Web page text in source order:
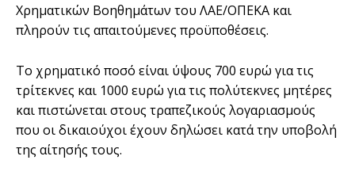
Χρηματικών Βοηθημάτων του ΛΑΕ/ΟΠΕΚΑ και
πληρούν τις απαιτούμενες προϋποθέσεις.
Το χρηματικό ποσό είναι ύψους 700 ευρώ για τις
τρίτεκνες και 1000 ευρώ για τις πολύτεκνες μητέρες
και πιστώνεται στους τραπεζικούς λογαριασμούς
που οι δικαιούχοι έχουν δηλώσει κατά την υποβολή
της αίτησής τους.